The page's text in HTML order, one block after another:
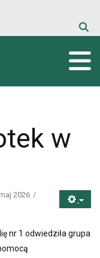
readable
w
2026
nr 1 odwiedziła grupa